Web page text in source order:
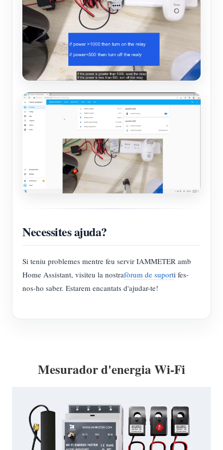
Necessites ajuda?
Si teniu problemes mentre feu servir IAMMETER amb
Home Assistant, visiteu la nostrafòrum de suporti fes-
nos-ho saber. Estarem encantats d'ajudar-te!
Mesurador d'energia Wi-Fi